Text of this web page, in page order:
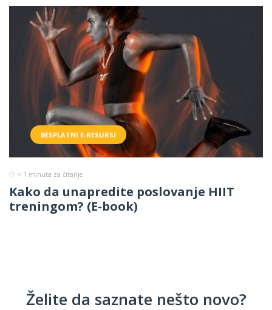
BESPLATNI E-RESURSI
< 1 minuta za čitanje
Kako da unapredite poslovanje HIIT
treningom? (E-book)
Želite da saznate nešto novo?